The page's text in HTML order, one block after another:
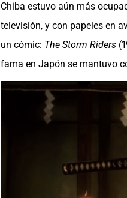
Chiba estuvo aún más
televisión, y con papeles en
un cómic: The Storm Riders
fama en Japón se mantuvo